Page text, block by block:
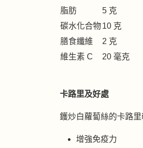
脂肪
5 克
碳水化合物10 克
膳食纖維
2 克
維生素 C
20 毫克
卡路里及好處
鑊炒白蘿蔔絲的卡路
增強免疫力